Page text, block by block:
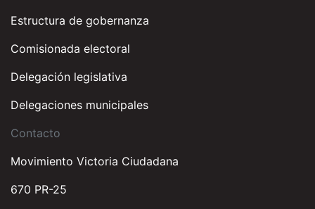
Estructura de gobernanza
Comisionada electoral
Delegación legislativa
Delegaciones municipales
Contacto
Movimiento Victoria Ciudadana
670 PR-25